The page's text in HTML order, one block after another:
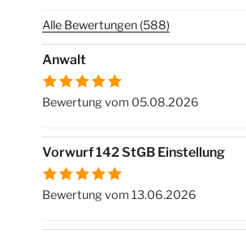
Alle Bewertungen (588)
Anwalt
Bewertung vom 05.08.2026
Vorwurf 142 StGB Einstellung
Bewertung vom 13.06.2026